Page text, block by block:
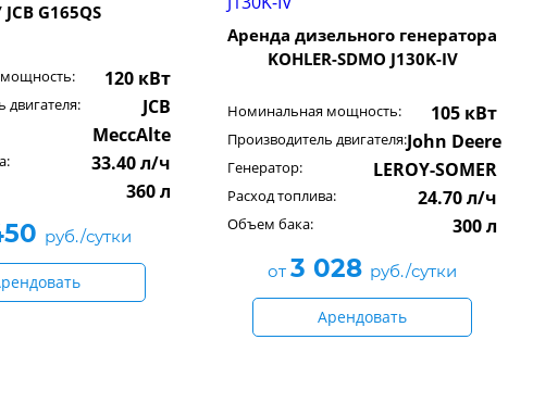
G165QS
120 кВт
двигателя: JCB
MeccAlte
33.40 л/ч
360 л
руб./сутки
Аренда дизельного генератора
KOHLER-SDMO J130K-IV
Номинальная мощность: 105 кВт
Производитель двигателя:John Deere
Генератор: LEROY-SOMER
Расход топлива: 24.70 л/ч
Объем бака: 300 л
от 3 028 руб./сутки
Арендовать